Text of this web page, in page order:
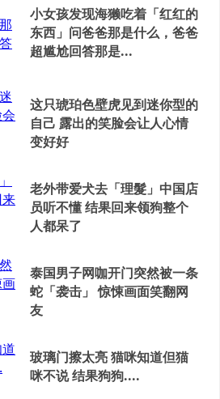
小女孩发现海獭吃着「红红的
东西」问爸爸那是什么，爸爸
超尴尬回答那是...
这只琥珀色壁虎见到迷你型的
自己 露出的笑脸会让人心情
变好好
老外带爱犬去「理髮」中国店
员听不懂 结果回来领狗整个
人都呆了
泰国男子网咖开门突然被一条
蛇「袭击」 惊悚画面笑翻网
友
玻璃门擦太亮 猫咪知道但猫
咪不说 结果狗狗....